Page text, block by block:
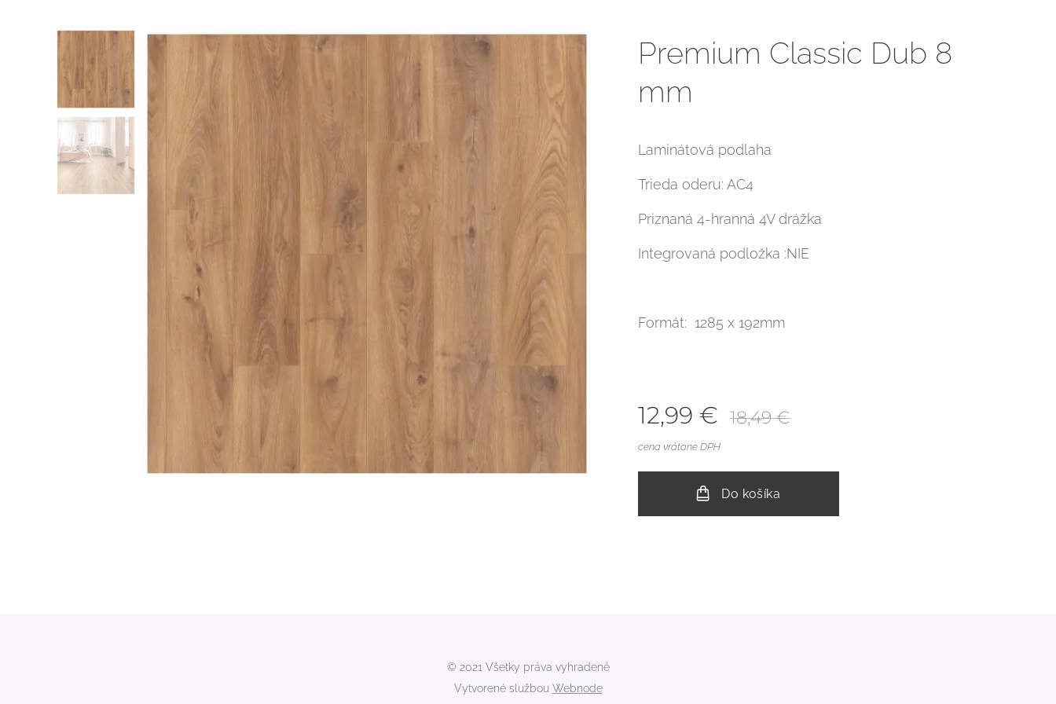
Premium Classic Dub 8
mm
Laminátová podlaha
Trieda oderu: AC4
Priznaná 4-hranná 4V drážka
Integrovaná podložka :NIE
Formát: 1285 x 192mm
12,99 € 18,49€
cena vrátane DPH
Do košíka
© 2021 Všetky práva vyhradené
Vytvorené službou Webnode